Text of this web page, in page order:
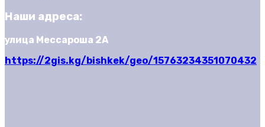
Наши адреса:
улица Мессароша 2А
https://2gis.kg/bishkek/geo/15763234351070432